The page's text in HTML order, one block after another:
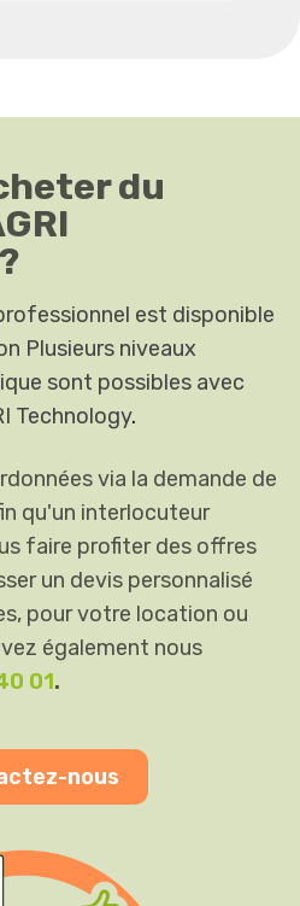
du
est disponible
Plusieurs niveaux
sont possibles avec
Technology.
via la demande de
qu'un interlocuteur
faire profiter des offres
un devis personnalisé
pour votre location ou
également nous
01.
nous